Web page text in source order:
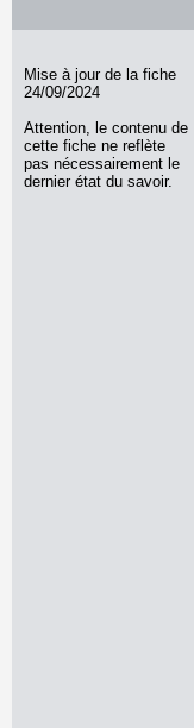
Mise à jour de la fiche
24/09/2024
Attention, le contenu de
cette fiche ne reflète
pas nécessairement le
dernier état du savoir.